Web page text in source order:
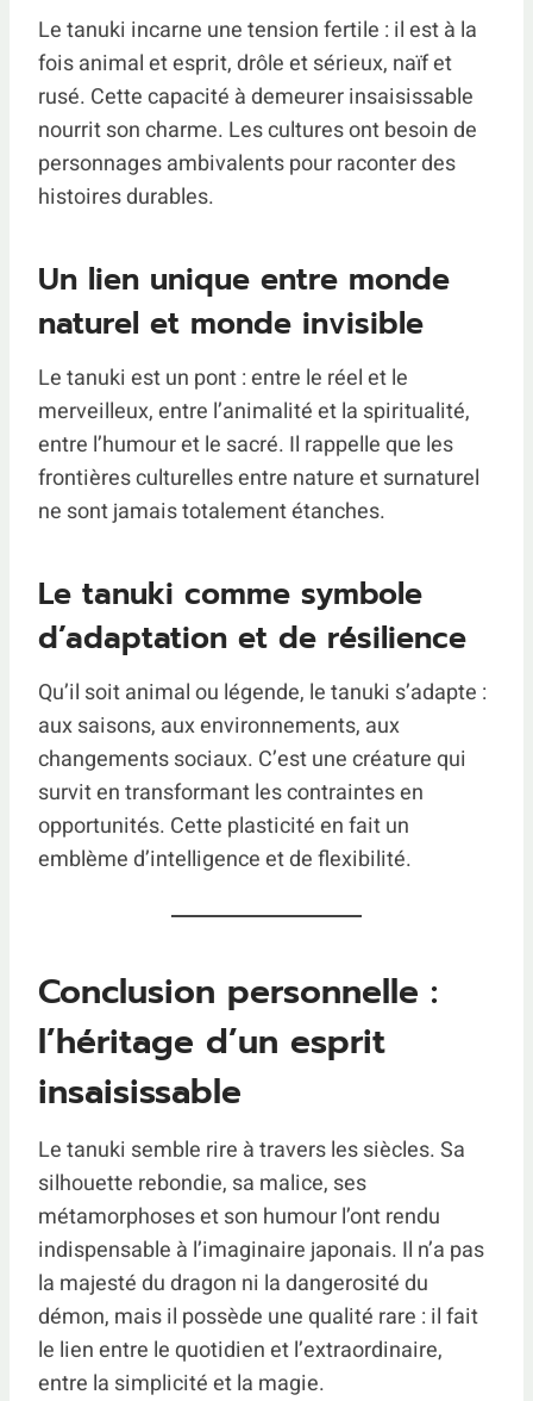
Le tanuki incarne une tension fertile : il est à la
fois animal et esprit, drôle et sérieux, naïf et
rusé. Cette capacité à demeurer insaisissable
nourrit son charme. Les cultures ont besoin de
personnages ambivalents pour raconter des
histoires durables.
Un lien unique entre monde
naturel et monde invisible
Le tanuki est un pont : entre le réel et le
merveilleux, entre l’animalité et la spiritualité,
entre l’humour et le sacré. Il rappelle que les
frontières culturelles entre nature et surnaturel
ne sont jamais totalement étanches.
Le tanuki comme symbole
d’adaptation et de résilience
Qu’il soit animal ou légende, le tanuki s’adapte :
aux saisons, aux environnements, aux
changements sociaux. C’est une créature qui
survit en transformant les contraintes en
opportunités. Cette plasticité en fait un
emblème d’intelligence et de flexibilité.
Conclusion personnelle :
l’héritage d’un esprit
insaisissable
Le tanuki semble rire à travers les siècles. Sa
silhouette rebondie, sa malice, ses
métamorphoses et son humour l’ont rendu
indispensable à l’imaginaire japonais. Il n’a pas
la majesté du dragon ni la dangerosité du
démon, mais il possède une qualité rare : il fait
le lien entre le quotidien et l’extraordinaire,
entre la simplicité et la magie.